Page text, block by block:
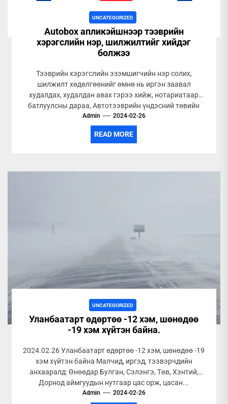
UNCATEGORIZED
Autobox апликэйшнээр тээврийн
хэрэгслийн нэр, шилжилтийг хийдэг
болжээ
Тээврийн хэрэгслийн эзэмшигчийн нэр солих,
шилжилт хөдөлгөөнийг өмнө нь иргэн заавал
худалдах, худалдан авах гэрээ хийж, нотариатаар
батлуулсны дараа, Автотээврийн үндэсний төвийн
бүртгэлийн салбар дээр...
Admin 2024-02-26
READ MORE
UNCATEGORIZED
Уланбаатарт өдөртөө -12 хэм, шөнөдөө
-19 хэм хүйтэн байна.
2024.02.26 Уланбаатарт өдөртөө -12 хэм, шөнөдөө -19
хэм хүйтэн байна Малч­ид, иргэд, тээвэрчдийн
анхааралд: Өнөөдар Булган, Сэлэнгэ, Төв, Хэнтий,
Дорнод аймгуудын нутгаар цас орж, цасан...
Admin 2024-02-26